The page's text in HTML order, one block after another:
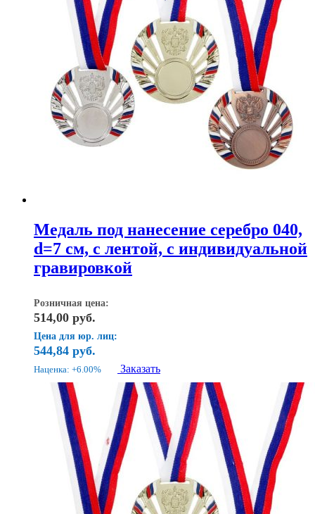
Медаль под нанесение серебро 040,
d=7 см, с лентой, с индивидуальной
гравировкой
Розничная цена:
514,00 руб.
Цена для юр. лиц:
544,84 руб.
Наценка: +6.00% Заказать